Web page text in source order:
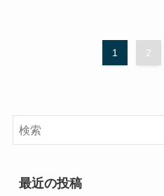
1 2
最近の投稿